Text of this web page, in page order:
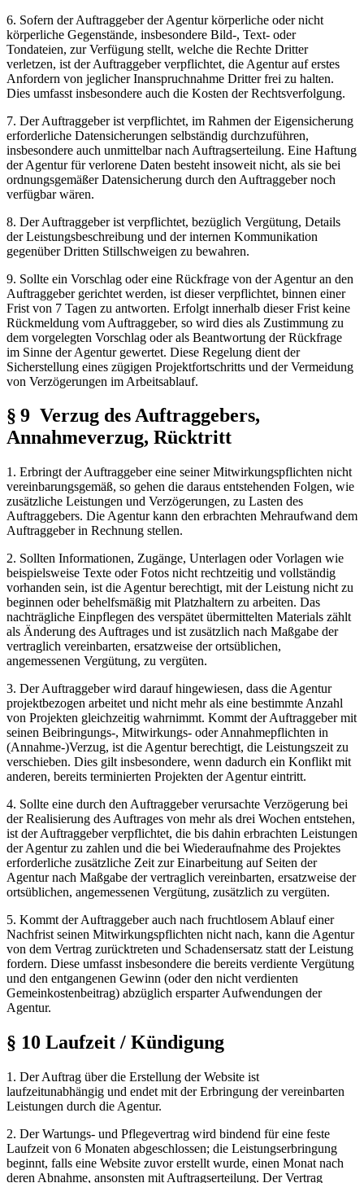
6. Sofern der Auftraggeber der Agentur körperliche oder nicht
körperliche Gegenstände, insbesondere Bild-, Text- oder
Tondateien, zur Verfügung stellt, welche die Rechte Dritter
verletzen, ist der Auftraggeber verpflichtet, die Agentur auf erstes
Anfordern von jeglicher Inanspruchnahme Dritter frei zu halten.
Dies umfasst insbesondere auch die Kosten der Rechtsverfolgung.
7. Der Auftraggeber ist verpflichtet, im Rahmen der Eigensicherung
erforderliche Datensicherungen selbständig durchzuführen,
insbesondere auch unmittelbar nach Auftragserteilung. Eine Haftung
der Agentur für verlorene Daten besteht insoweit nicht, als sie bei
ordnungsgemäßer Datensicherung durch den Auftraggeber noch
verfügbar wären.
8. Der Auftraggeber ist verpflichtet, bezüglich Vergütung, Details
der Leistungsbeschreibung und der internen Kommunikation
gegenüber Dritten Stillschweigen zu bewahren.
9. Sollte ein Vorschlag oder eine Rückfrage von der Agentur an den
Auftraggeber gerichtet werden, ist dieser verpflichtet, binnen einer
Frist von 7 Tagen zu antworten. Erfolgt innerhalb dieser Frist keine
Rückmeldung vom Auftraggeber, so wird dies als Zustimmung zu
dem vorgelegten Vorschlag oder als Beantwortung der Rückfrage
im Sinne der Agentur gewertet. Diese Regelung dient der
Sicherstellung eines zügigen Projektfortschritts und der Vermeidung
von Verzögerungen im Arbeitsablauf.
§ 9 Verzug des Auftraggebers,
Annahmeverzug, Rücktritt
1. Erbringt der Auftraggeber eine seiner Mitwirkungspflichten nicht
vereinbarungsgemäß, so gehen die daraus entstehenden Folgen, wie
zusätzliche Leistungen und Verzögerungen, zu Lasten des
Auftraggebers. Die Agentur kann den erbrachten Mehraufwand dem
Auftraggeber in Rechnung stellen.
2. Sollten Informationen, Zugänge, Unterlagen oder Vorlagen wie
beispielsweise Texte oder Fotos nicht rechtzeitig und vollständig
vorhanden sein, ist die Agentur berechtigt, mit der Leistung nicht zu
beginnen oder behelfsmäßig mit Platzhaltern zu arbeiten. Das
nachträgliche Einpflegen des verspätet übermittelten Materials zählt
als Änderung des Auftrages und ist zusätzlich nach Maßgabe der
vertraglich vereinbarten, ersatzweise der ortsüblichen,
angemessenen Vergütung, zu vergüten.
3. Der Auftraggeber wird darauf hingewiesen, dass die Agentur
projektbezogen arbeitet und nicht mehr als eine bestimmte Anzahl
von Projekten gleichzeitig wahrnimmt. Kommt der Auftraggeber mit
seinen Beibringungs-, Mitwirkungs- oder Annahmepflichten in
(Annahme-)Verzug, ist die Agentur berechtigt, die Leistungszeit zu
verschieben. Dies gilt insbesondere, wenn dadurch ein Konflikt mit
anderen, bereits terminierten Projekten der Agentur eintritt.
4. Sollte eine durch den Auftraggeber verursachte Verzögerung bei
der Realisierung des Auftrages von mehr als drei Wochen entstehen,
ist der Auftraggeber verpflichtet, die bis dahin erbrachten Leistungen
der Agentur zu zahlen und die bei Wiederaufnahme des Projektes
erforderliche zusätzliche Zeit zur Einarbeitung auf Seiten der
Agentur nach Maßgabe der vertraglich vereinbarten, ersatzweise der
ortsüblichen, angemessenen Vergütung, zusätzlich zu vergüten.
5. Kommt der Auftraggeber auch nach fruchtlosem Ablauf einer
Nachfrist seinen Mitwirkungspflichten nicht nach, kann die Agentur
von dem Vertrag zurücktreten und Schadensersatz statt der Leistung
fordern. Diese umfasst insbesondere die bereits verdiente Vergütung
und den entgangenen Gewinn (oder den nicht verdienten
Gemeinkostenbeitrag) abzüglich ersparter Aufwendungen der
Agentur.
§ 10 Laufzeit / Kündigung
1. Der Auftrag über die Erstellung der Website ist
laufzeitunabhängig und endet mit der Erbringung der vereinbarten
Leistungen durch die Agentur.
2. Der Wartungs- und Pflegevertrag wird bindend für eine feste
Laufzeit von 6 Monaten abgeschlossen; die Leistungserbringung
beginnt, falls eine Website zuvor erstellt wurde, einen Monat nach
deren Abnahme, ansonsten mit Auftragserteilung. Der Vertrag